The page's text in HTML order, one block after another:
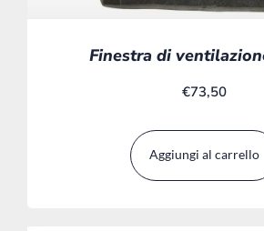
Finestra di
€73,50
Aggiungi al carrello